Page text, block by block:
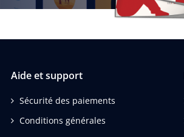
Aide et support
Sécurité des paiements
Conditions générales